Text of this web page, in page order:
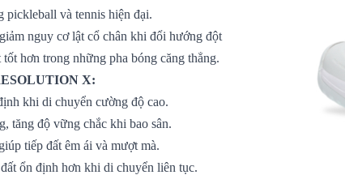
pickleball và tennis hiện đại.
nguy cơ lật cổ chân khi đổi hướng đột
hơn trong những pha bóng căng thẳng.
X:
khi di chuyển cường độ cao.
tăng độ vững chắc khi bao sân.
tiếp đất êm ái và mượt mà.
ổn định hơn khi di chuyển liên tục.